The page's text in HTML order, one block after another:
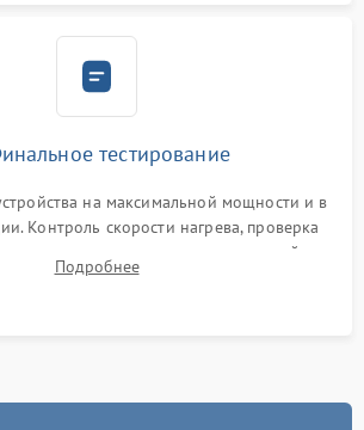
тестирование
на максимальной мощности и в
Контроль скорости нагрева, проверка
термостата при достижении заданной
и тест на отсутствие утечек тока.
Подробнее